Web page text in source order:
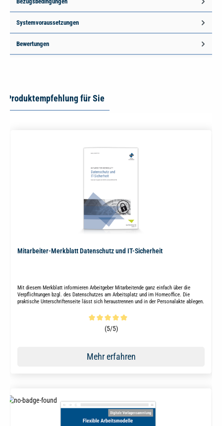
Systemvoraussetzungen
Bewertungen
Produktempfehlung für Sie
Mitarbeiter-Merkblatt Datenschutz und IT-Sicherheit
Mit diesem Merkblatt informieren Arbeitgeber Mitarbeitende ganz einfach über die
Verpflichtungen bzgl. des Datenschutzes am Arbeitsplatz und im Homeoffice. Die
praktische Unterschriftenseite lässt sich heraustrennen und in der Personalakte ablegen.
Durchschnittliche Bewertung von 5 von 5 Sternen
(5/5)
Mehr erfahren